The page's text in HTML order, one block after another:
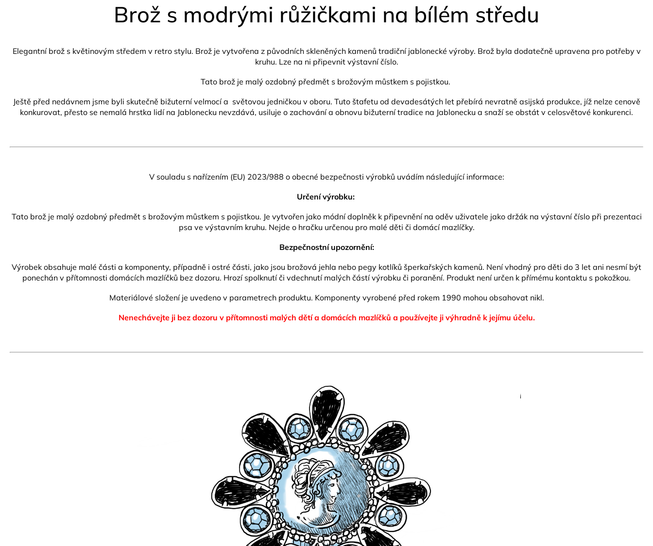
Brož s modrými růžičkami na bílém středu
Elegantní brož s květinovým středem v retro stylu. Brož je vytvořena z původních skleněných kamenů tradiční jablonecké výroby. Brož byla dodatečně upravena pro potřeby v
kruhu. Lze na ni připevnit výstavní číslo.
Tato brož je malý ozdobný předmět s brožovým můstkem s pojistkou.
Ještě před nedávnem jsme byli skutečně bižuterní velmocí a světovou jedničkou v oboru. Tuto štafetu od devadesátých let přebírá nevratně asijská produkce, jíž nelze cenově
konkurovat, přesto se nemalá hrstka lidí na Jablonecku nevzdává, usiluje o zachování a obnovu bižuterní tradice na Jablonecku a snaží se obstát v celosvětové konkurenci.
V souladu s nařízením (EU) 2023/988 o obecné bezpečnosti výrobků uvádím následující informace:
Určení výrobku:
Tato brož je malý ozdobný předmět s brožovým můstkem s pojistkou. Je vytvořen jako módní doplněk k připevnění na oděv uživatele jako držák na výstavní číslo při prezentaci
psa ve výstavním kruhu. Nejde o hračku určenou pro malé děti či domácí mazlíčky.
Bezpečnostní upozornění:
Výrobek obsahuje malé části a komponenty, případně i ostré části, jako jsou brožová jehla nebo pegy kotlíků šperkařských kamenů. Není vhodný pro děti do 3 let ani nesmí být
ponechán v přítomnosti domácích mazlíčků bez dozoru. Hrozí spolknutí či vdechnutí malých částí výrobku či poranění. Produkt není určen k přímému kontaktu s pokožkou.
Materiálové složení je uvedeno v parametrech produktu. Komponenty vyrobené před rokem 1990 mohou obsahovat nikl.
Nenechávejte ji bez dozoru v přítomnosti malých dětí a domácích mazlíčků a používejte ji výhradně k jejímu účelu.